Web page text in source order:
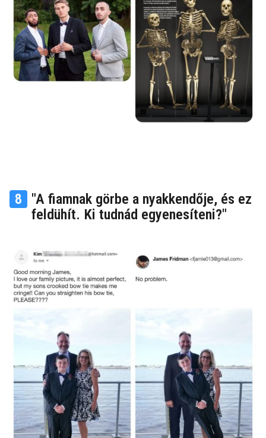
8
"A fiamnak görbe a nyakkendője, és ez
feldühít. Ki tudnád egyenesíteni?"